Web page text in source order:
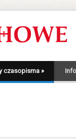
czasopisma»